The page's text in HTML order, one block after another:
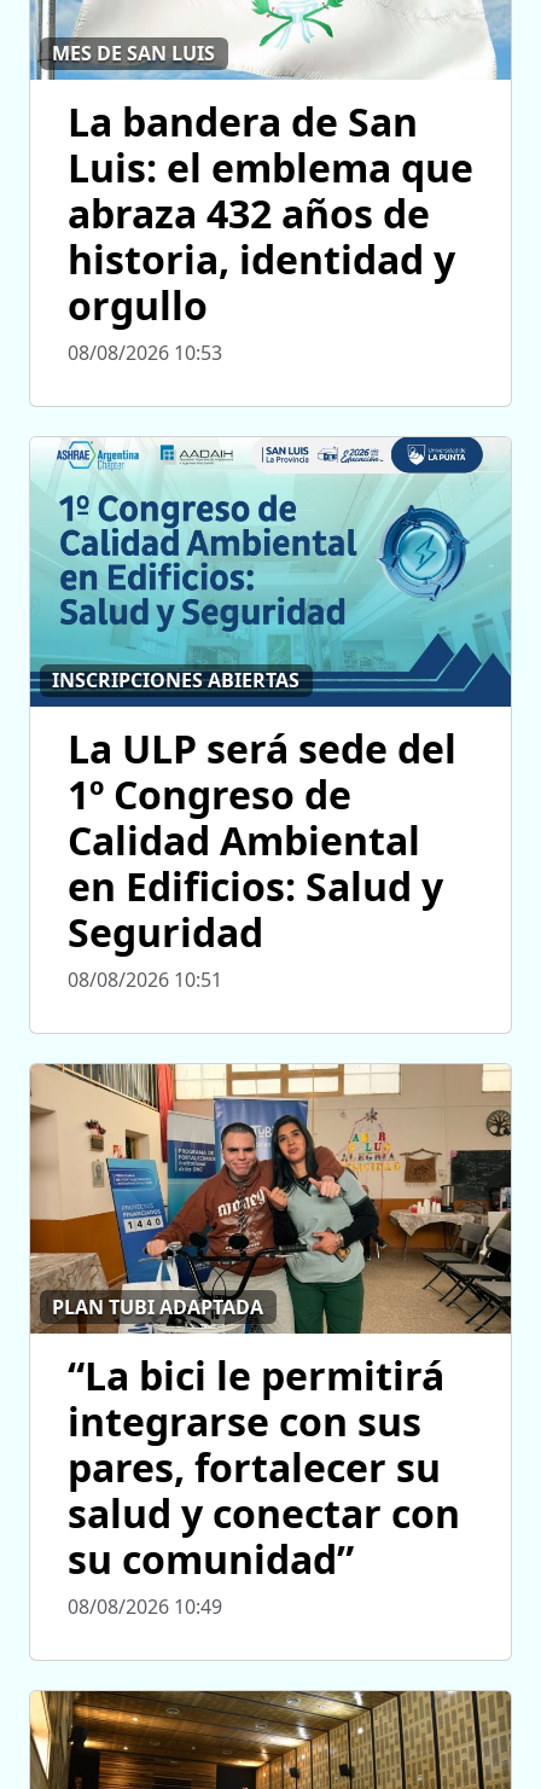
MES DE SAN LUIS
La bandera de San
Luis: el emblema que
abraza 432 años de
historia, identidad y
orgullo
08/08/2026 10:53
INSCRIPCIONES ABIERTAS
La ULP será sede del
1º Congreso de
Calidad Ambiental
en Edificios: Salud y
Seguridad
08/08/2026 10:51
PLAN TUBI ADAPTADA
“La bici le permitirá
integrarse con sus
pares, fortalecer su
salud y conectar con
su comunidad”
08/08/2026 10:49